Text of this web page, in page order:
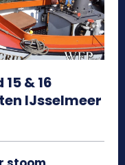
& 16
IJsselmeer